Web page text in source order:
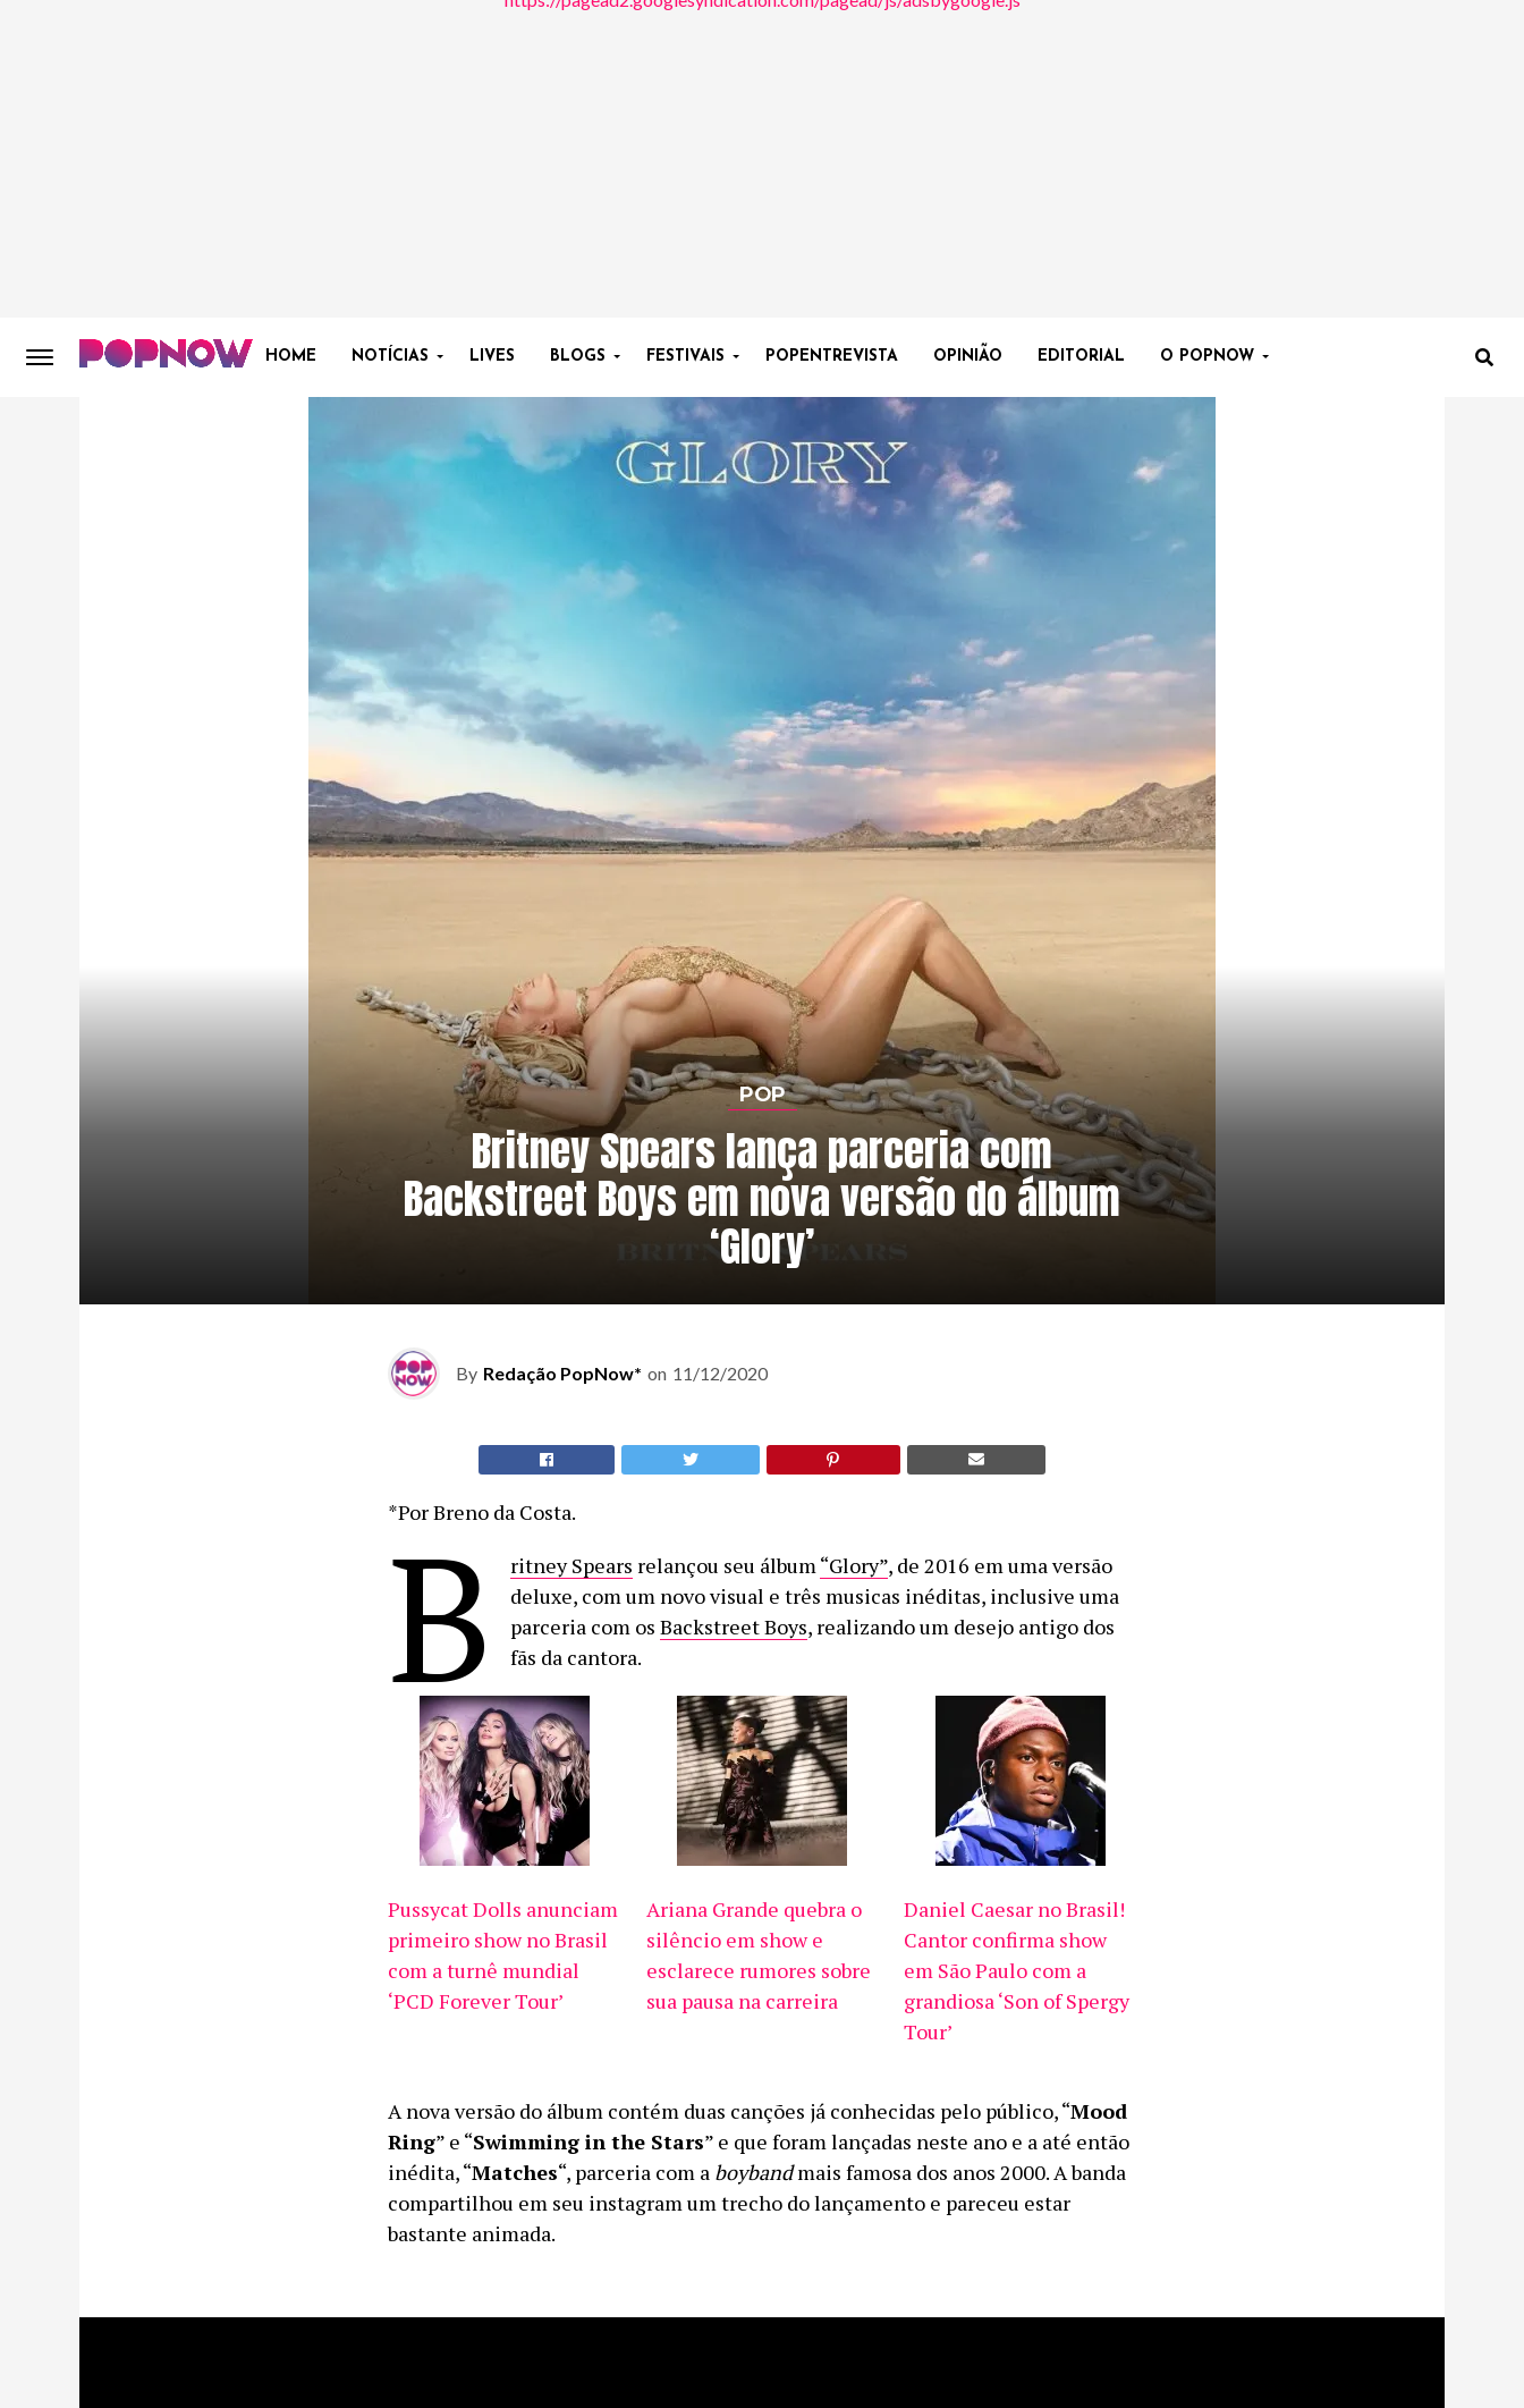
HOME NOTÍCIAS LIVES BLOGS FESTIVAIS POPENTREVISTA OPINIÃO EDITORIAL O POPNOW
POP
Britney Spears lança parceria com
Backstreet Boys em nova versão do álbum
‘Glory’
By Redação PopNow* on 11/12/2020
*Por Breno da Costa.
B ritney Spears relançou seu álbum“Glory”, de 2016 em uma versão
deluxe, com um novo visual e três musicas inéditas, inclusive uma
parceria com osBackstreet Boys, realizando um desejo antigo dos
fãs da cantora.
Pussycat Dolls anunciam
primeiro show no Brasil
com a turnê mundial
‘PCD Forever Tour’
Ariana Grande quebra o
silêncio em show e
esclarece rumores sobre
sua pausa na carreira
Daniel Caesar no Brasil!
Cantor confirma show
em São Paulo com a
grandiosa ‘Son of Spergy
Tour’
A nova versão do álbum contém duas canções já conhecidas pelo público, “Mood
Ring” e “Swimming in the Stars” e que foram lançadas neste ano e a até então
inédita, “Matches“, parceria com a boybandmais famosa dos anos 2000. A banda
compartilhou em seu instagram um trecho do lançamento e pareceu estar
bastante animada.